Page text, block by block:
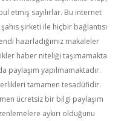
etmiş sayılırlar. Bu internet
şirketi ile hiçbir bağlantısı
hazırladığımız makaleler
haber niteliği taşımamakta
paylaşım yapılmamaktadır.
tamamen tesadüfidir.
ücretsiz bir bilgi paylaşım
aykırı olduğunu